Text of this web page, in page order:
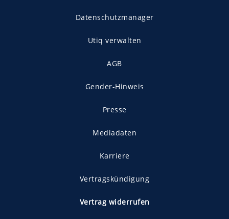
Datenschutzmanager
Utiq verwalten
AGB
Gender-Hinweis
Presse
Mediadaten
Karriere
Vertragskündigung
Vertrag widerrufen